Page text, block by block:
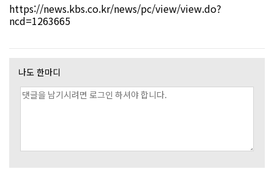
https://news.kbs.co.kr/news/pc/view/view.do?
ncd=1263665
나도 한마디